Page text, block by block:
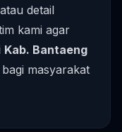
detail
kami agar
Kab. Bantaeng
masyarakat